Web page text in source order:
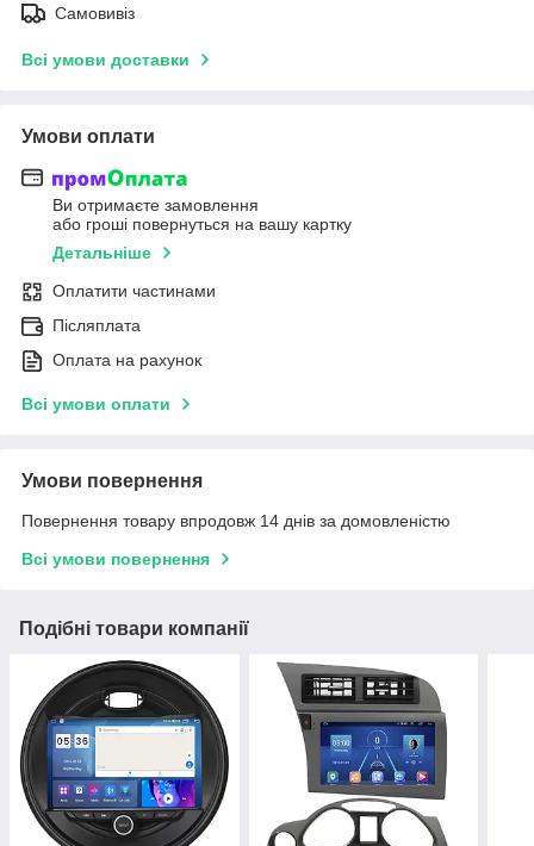
Самовивіз
Всі умови доставки
Умови оплати
Ви отримаєте замовлення
або гроші повернуться на вашу картку
Детальніше
Оплатити частинами
Післяплата
Оплата на рахунок
Всі умови оплати
Умови повернення
Повернення товару впродовж 14 днів за домовленістю
Всі умови повернення
Подібні товари компанії